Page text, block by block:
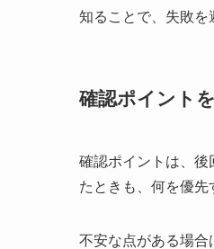
知ることで、失敗を
確認ポイント
確認ポイントは、後
たときも、何を優先
不安な点がある場合